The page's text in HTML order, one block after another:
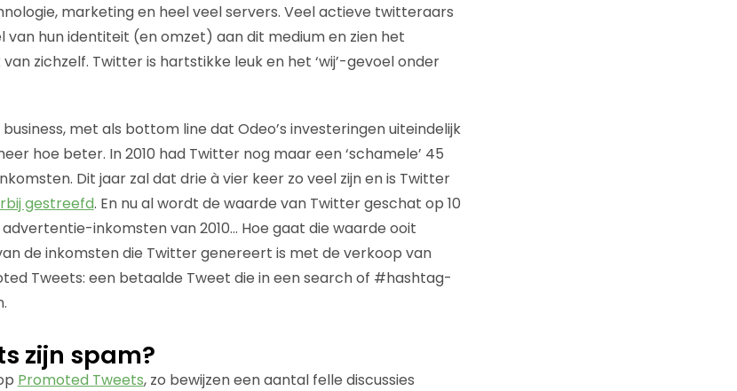
marketing en heel veel servers. Veel actieve twitteraars
van hun identiteit (en omzet) aan dit medium en zien het
zichzelf. Twitter is hartstikke leuk en het ‘wij’-gevoel onder
met als bottom line dat Odeo’s investeringen uiteindelijk
hoe beter. In 2010 had Twitter nog maar een ‘schamele’ 45
Dit jaar zal dat drie à vier keer zo veel zijn en is Twitter
gestreefd. En nu al wordt de waarde van Twitter geschat op 10
inkomsten van 2010… Hoe gaat die waarde ooit
de inkomsten die Twitter genereert is met de verkoop van
Tweets: een betaalde Tweet die in een search of #hashtag-
zijn spam?
Promoted Tweets, zo bewijzen een aantal felle discussies